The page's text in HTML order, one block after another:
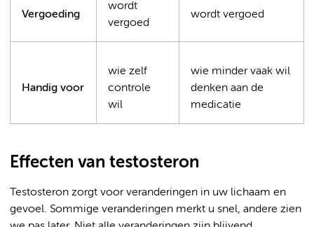
Vergoeding
wordt
vergoed
wordt vergoed
Handig voor
wie zelf
controle
wil
wie minder vaak wil
denken aan de
medicatie
Effecten van testosteron
Testosteron zorgt voor veranderingen in uw lichaam en
gevoel. Sommige veranderingen merkt u snel, andere zien